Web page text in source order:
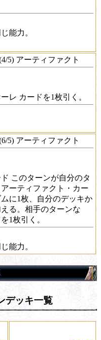
能力。
5) アーティファクト
レ カードを1枚引く。
5) アーティファクト
このターンが自分のタ
ーティファクト・カー
ムに1枚、自分のデッキか
る。相手のターンな
1枚引く。
能力。
デッキ一覧